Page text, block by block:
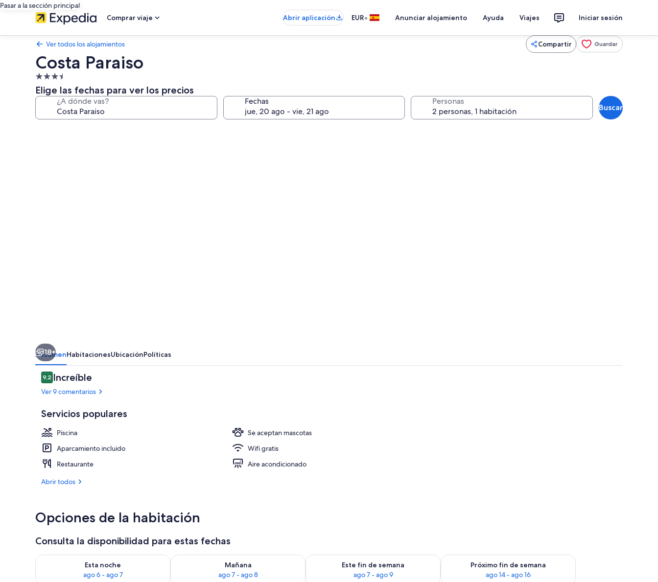
Pasar a la sección principal
Comprar viaje
Abrir aplicación EUR• Anunciar alojamiento Ayuda Viajes Iniciar sesión
Ver todos los alojamientos Compartir Guardar
Costa Paraiso
Alojamiento
de
3.5 estrellas
Elige las fechas para ver los precios
¿A dónde vas? Fechas Personas
Buscar
18+
ResumenHabitacionesUbicaciónPolíticas
Comentarios
9,29,2 de 10
Increíble
Ver 9 comentarios
Servicios populares
Piscina
Se aceptan mascotas
Aparcamiento incluido
Wifi gratis
Restaurante
Aire acondicionado
Abrir todos
Opciones de la habitación
Consulta la disponibilidad para estas fechas
Esta noche
ago 6 - ago 7
Consulta la disponibilidad para esta noche, ago 6 - ago 7
Mañana
ago 7 - ago 8
Consulta la disponibilidad para mañana, ago 7 - ago 8
Este fin de semana
ago 7 - ago 9
Consulta la disponibilidad para este fin de semana, ago 7 - ago 9
Próximo fin de semana
ago 14 - ago 16
Consulta la disponibilidad para el próximo fin de semana,